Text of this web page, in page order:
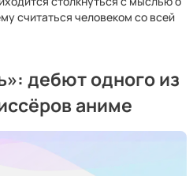
считаться человеком со всей
дебют одного из
аниме